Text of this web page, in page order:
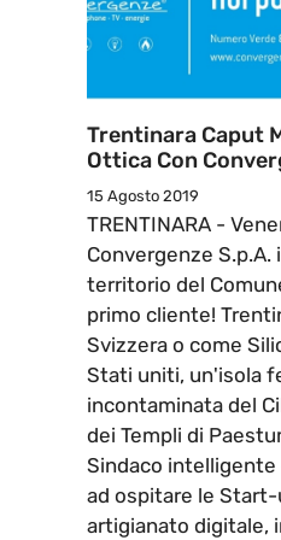
Trentinara Caput
Ottica Con
15 Agosto 2019
TRENTINARA -
Convergenze
territorio del
primo cliente!
Svizzera o come
Stati uniti, un'isola
incontaminata del
dei Templi di
Sindaco
ad ospitare le
artigianato digitale,